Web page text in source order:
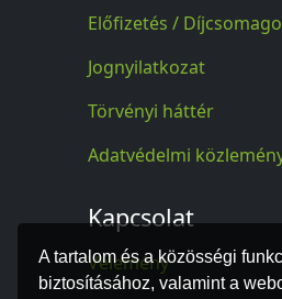
A tartalom és a közösségi
biztosításához, valamint a
Előfizetés /
Jognyilatkozat
Törvényi háttér
Adatvédelmi
Kapcsolat
Vélemény